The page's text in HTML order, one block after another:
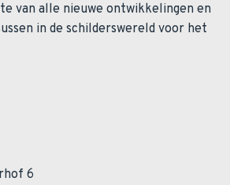
van alle nieuwe ontwikkelingen en
in de schilderswereld voor het
6